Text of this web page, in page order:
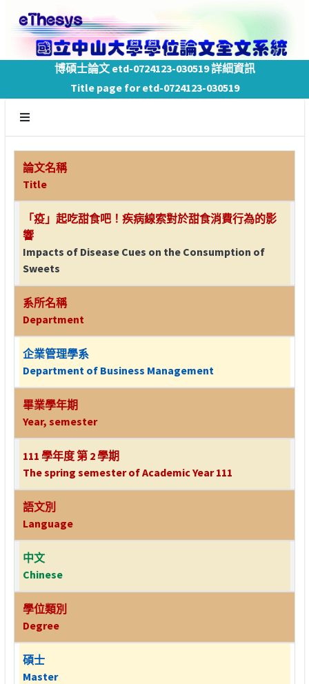
博碩士論文 etd-0724123-030519 詳細資訊
Title page for etd-0724123-030519
論文名稱
Title
「疫」起吃甜食吧！疾病線索對於甜食消費行為的影
響
Impacts of Disease Cues on the Consumption of
Sweets
系所名稱
Department
企業管理學系
Department of Business Management
畢業學年期
Year, semester
111 學年度 第 2 學期
The spring semester of Academic Year 111
語文別
Language
中文
Chinese
學位類別
Degree
碩士
Master